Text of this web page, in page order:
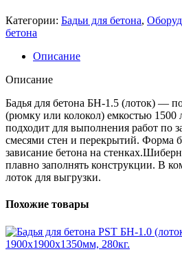
Категории: Бадьи для бетона,
бетона
Описание
Описание
Бадья для бетона БН-1.5 (лоток) —
(рюмку или колокол) емкостью 1500
подходит для выполнения работ по
смесями стен и перекрытий. Форма
зависание бетона на
плавно заполнять конструкции. В
лоток для выгрузки.
Похожие товары